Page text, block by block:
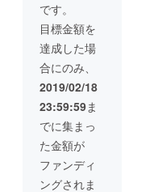
10,000
円コー
スをご
覧くだ
さい。
※交流会
の詳細
は
30,000
円コー
スをご
覧くだ
さい。
書の詳
細は
3,000円
コース
を御覧
くださ
い。 ※
報告会
にご参
加いた
だいた
場合、
手紙と
のコー
スは
「３台
に１枚
ずつの
計３
枚」掲
載させ
ていた
だきま
す。 詳
細は本
文末尾
です。
目標金額を
達成した場
合にのみ、
2019/02/18
23:59:59ま
でに集まっ
た金額が
ファンディ
ングされま